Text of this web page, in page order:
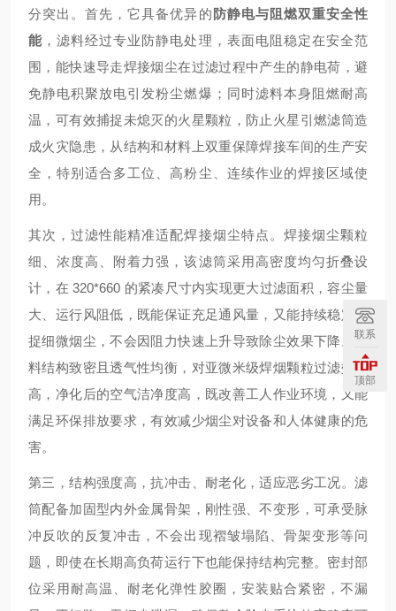
分突出。首先，它具备优异的 防静电与阻燃双重安全性
能 ，滤料经过专业防静电处理，表面电阻稳定在安全范
围，能快速导走焊接烟尘在过滤过程中产生的静电荷，避
免静电积聚放电引发粉尘燃爆；同时滤料本身阻燃耐高
温，可有效捕捉未熄灭的火星颗粒，防止火星引燃滤筒造
成火灾隐患，从结构和材料上双重保障焊接车间的生产安
全，特别适合多工位、高粉尘、连续作业的焊接区域使
用。
其次，过滤性能精准适配焊接烟尘特点。焊接烟尘颗粒
细、浓度高、附着力强，该滤筒采用高密度均匀折叠设
计，在 320*660 的紧凑尺寸内实现更大过滤面积，容尘量
大、运行风阻低，既能保证充足通风量，又能持续稳定捕
捉细微烟尘，不会因阻力快速上升导致除尘效果下降。滤
料结构致密且透气性均衡，对亚微米级焊烟颗粒过滤效率
高，净化后的空气洁净度高，既改善工人作业环境，又能
满足环保排放要求，有效减少烟尘对设备和人体健康的危
害。
第三，结构强度高，抗冲击、耐老化，适应恶劣工况。滤
筒配备加固型内外金属骨架，刚性强、不变形，可承受脉
冲反吹的反复冲击，不会出现褶皱塌陷、骨架变形等问
题，即使在长期高负荷运行下也能保持结构完整。密封部
位采用耐高温、耐老化弹性胶圈，安装贴合紧密，不漏
联系
顶部